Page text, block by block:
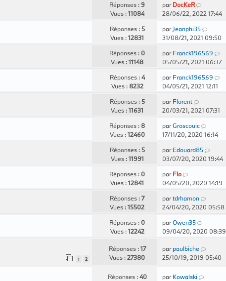
Réponses :9
Vues :11084
parDocKeR
28/06/22, 2022 17:44
Réponses : 5
Vues :12831
par Jeanphi35
31/08/21, 2021 09:50
Réponses : 0
Vues :11148
parFranck196569
05/05/21, 2021 06:37
Réponses :4
Vues : 8232
parFranck196569
04/05/21, 2021 12:11
Réponses : 5
Vues :11631
parFlorent
20/03/21, 2021 07:31
Réponses : 8
Vues :12460
parGroscouic
17/11/20, 2020 16:14
Réponses : 5
Vues :11991
parEdouard85
03/07/20, 2020 19:44
Réponses : 0
Vues :12841
parFlo
04/05/20, 2020 14:19
Réponses :7
Vues :15502
partdrhamon
24/04/20, 2020 05:58
Réponses : 0
Vues :12242
parOwen35
09/04/20, 2020 08:39
1 2
Réponses :17
Vues :27380
parpaulbiche
25/10/19, 2019 05:40
Réponses :40
parKowalski